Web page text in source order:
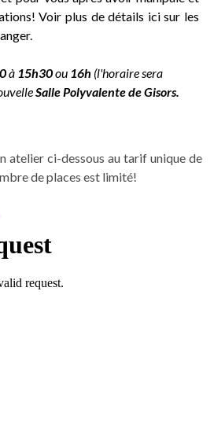
Voir plus de détails ici sur les
.
à 15h30ou 16h (l'horaire sera
Salle Polyvalente de Gisors.
atelier ci-dessous au tarif unique de
de places est limité!